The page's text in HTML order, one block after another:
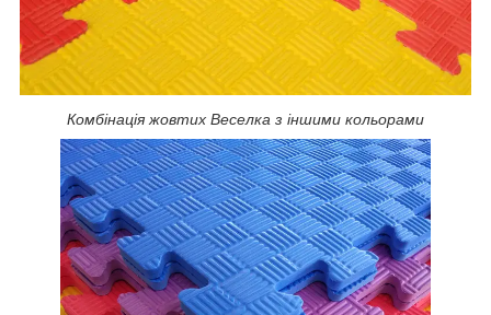
Комбінація жовтих Веселка з іншими кольорами